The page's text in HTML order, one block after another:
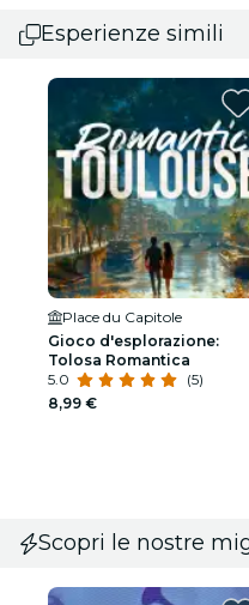
Esperienze simili
Place du Capitole
Gioco d'esplorazione:
Tolosa Romantica
5.0
(5)
8,99 €
Scopri le nostre